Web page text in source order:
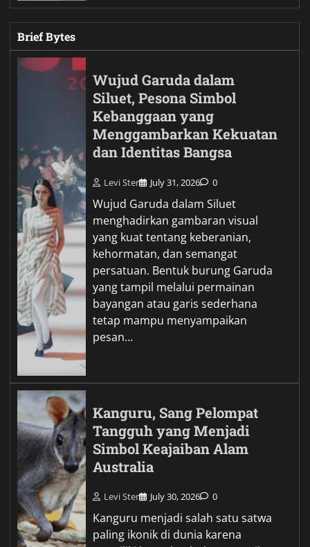
Brief Bytes
Wujud Garuda dalam
Siluet, Pesona Simbol
Kebanggaan yang
Menggambarkan Kekuatan
dan Identitas Bangsa
Levi Ster July 31, 2026 0
Wujud Garuda dalam Siluet
menghadirkan gambaran visual
yang kuat tentang keberanian,
kehormatan, dan semangat
persatuan. Bentuk burung Garuda
yang tampil melalui permainan
bayangan atau garis sederhana
tetap mampu menyampaikan
pesan…
Kanguru, Sang Pelompat
Tangguh yang Menjadi
Simbol Keajaiban Alam
Australia
Levi Ster July 30, 2026 0
Kanguru menjadi salah satu satwa
paling ikonik di dunia karena